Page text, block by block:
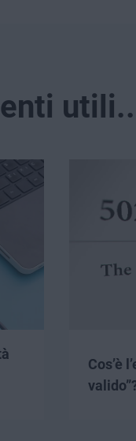
Cos’è